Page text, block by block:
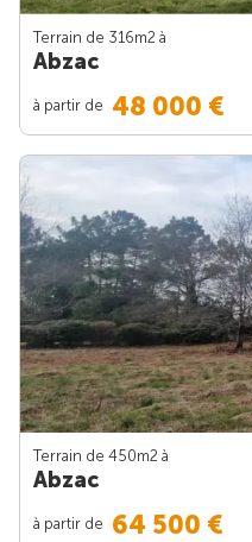
Terrain de 316m2 à
Abzac
à partir de 48 000 €
Terrain de 450m2 à
Abzac
à partir de 64 500 €